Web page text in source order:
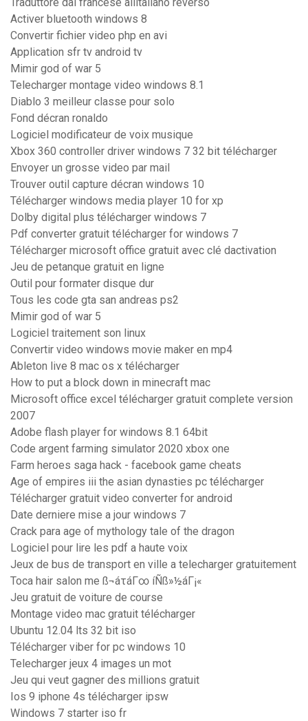
Traduttore dal francese allitaliano reverso
Activer bluetooth windows 8
Convertir fichier video php en avi
Application sfr tv android tv
Mimir god of war 5
Telecharger montage video windows 8.1
Diablo 3 meilleur classe pour solo
Fond décran ronaldo
Logiciel modificateur de voix musique
Xbox 360 controller driver windows 7 32 bit télécharger
Envoyer un grosse video par mail
Trouver outil capture décran windows 10
Télécharger windows media player 10 for xp
Dolby digital plus télécharger windows 7
Pdf converter gratuit télécharger for windows 7
Télécharger microsoft office gratuit avec clé dactivation
Jeu de petanque gratuit en ligne
Outil pour formater disque dur
Tous les code gta san andreas ps2
Mimir god of war 5
Logiciel traitement son linux
Convertir video windows movie maker en mp4
Ableton live 8 mac os x télécharger
How to put a block down in minecraft mac
Microsoft office excel télécharger gratuit complete version
2007
Adobe flash player for windows 8.1 64bit
Code argent farming simulator 2020 xbox one
Farm heroes saga hack - facebook game cheats
Age of empires iii the asian dynasties pc télécharger
Télécharger gratuit video converter for android
Date derniere mise a jour windows 7
Crack para age of mythology tale of the dragon
Logiciel pour lire les pdf a haute voix
Jeux de bus de transport en ville a telecharger gratuitement
Toca hair salon me ß¬áτáΓ∞ íÑß»½áΓ¡«
Jeu gratuit de voiture de course
Montage video mac gratuit télécharger
Ubuntu 12.04 lts 32 bit iso
Télécharger viber for pc windows 10
Telecharger jeux 4 images un mot
Jeu qui veut gagner des millions gratuit
Ios 9 iphone 4s télécharger ipsw
Windows 7 starter iso fr